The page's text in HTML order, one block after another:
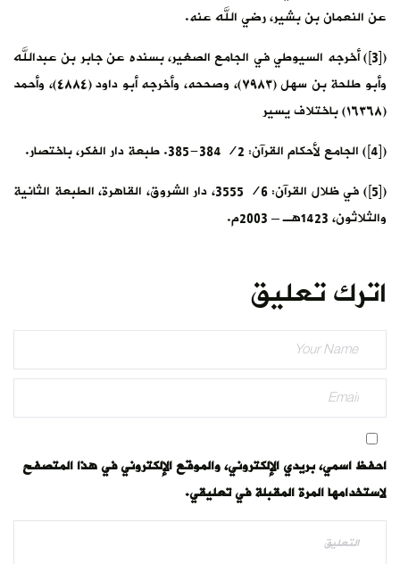
عن النعمان بن بشير، رضي الله عنه.
([3]) أخرجه السيوطي في الجامع الصغير، بسنده عن جابر بن عبدالله
وأبو طلحة بن سهل (٧٩٨٣)، وصححه، وأخرجه أبو داود (٤٨٨٤)، وأحمد
(١٦٣٦٨) باختلاف يسير
([4]) الجامع لأحكام القرآن: 2/ 384-385. طبعة دار الفكر، باختصار.
([5]) في ظلال القرآن: 6/ 3555، دار الشروق، القاهرة، الطبعة الثانية
والثلاثون، 1423هـ – 2003م.
اترك تعليق
احفظ اسمي، بريدي الإلكتروني، والموقع الإلكتروني في هذا المتصفح
لاستخدامها المرة المقبلة في تعليقي.